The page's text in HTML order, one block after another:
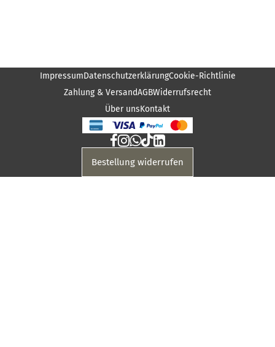
ImpressumDatenschutzerklärungCookie-Richtlinie
Zahlung & VersandAGBWiderrufsrecht
Über unsKontakt
Bestellung widerrufen